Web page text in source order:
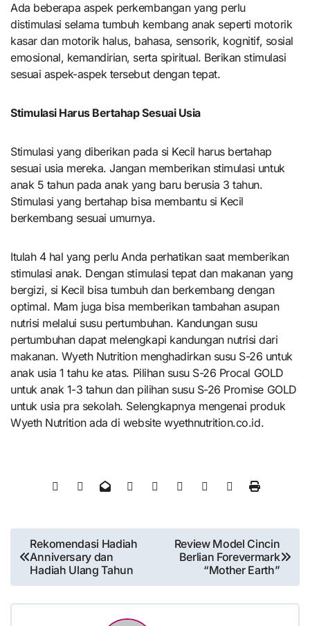
Ada beberapa aspek perkembangan yang perlu
distimulasi selama tumbuh kembang anak seperti motorik
kasar dan motorik halus, bahasa, sensorik, kognitif, sosial
emosional, kemandirian, serta spiritual. Berikan stimulasi
sesuai aspek-aspek tersebut dengan tepat.
Stimulasi Harus Bertahap Sesuai Usia
Stimulasi yang diberikan pada si Kecil harus bertahap
sesuai usia mereka. Jangan memberikan stimulasi untuk
anak 5 tahun pada anak yang baru berusia 3 tahun.
Stimulasi yang bertahap bisa membantu si Kecil
berkembang sesuai umurnya.
Itulah 4 hal yang perlu Anda perhatikan saat memberikan
stimulasi anak. Dengan stimulasi tepat dan makanan yang
bergizi, si Kecil bisa tumbuh dan berkembang dengan
optimal. Mam juga bisa memberikan tambahan asupan
nutrisi melalui susu pertumbuhan. Kandungan susu
pertumbuhan dapat melengkapi kandungan nutrisi dari
makanan. Wyeth Nutrition menghadirkan susu S-26 untuk
anak usia 1 tahu ke atas. Pilihan susu S-26 Procal GOLD
untuk anak 1-3 tahun dan pilihan susu S-26 Promise GOLD
untuk usia pra sekolah. Selengkapnya mengenai produk
Wyeth Nutrition ada di website wyethnutrition.co.id.
Post
navigation
Rekomendasi Hadiah
Anniversary dan
Hadiah Ulang Tahun
Review Model Cincin
Berlian Forevermark
“Mother Earth”